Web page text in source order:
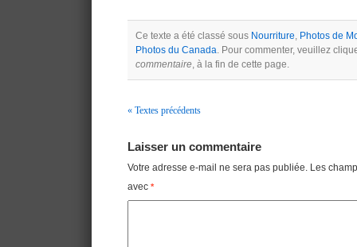
Ce texte a été classé sous Nourriture, Photos de
Photos du Canada. Pour commenter, veuillez
commentaire, à la fin de cette page.
« Textes précédents
Laisser un commentaire
Votre adresse e-mail ne sera pas publiée. Les
avec *